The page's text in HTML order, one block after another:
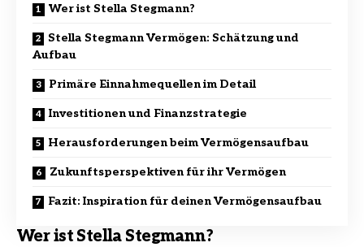
Wer ist Stella Stegmann?
Stella Stegmann Vermögen: Schätzung und
Aufbau
Primäre Einnahmequellen im Detail
Investitionen und Finanzstrategie
Herausforderungen beim Vermögensaufbau
Zukunftsperspektiven für ihr Vermögen
Fazit: Inspiration für deinen Vermögensaufbau
Wer ist Stella Stegmann?